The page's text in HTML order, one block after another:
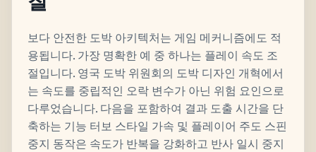
보다 안전한 도박 아키텍처는 게임 메커니즘에도 적
용됩니다. 가장 명확한 예 중 하나는 플레이 속도 조
절입니다. 영국 도박 위원회의 도박 디자인 개혁에서
는 속도를 중립적인 오락 변수가 아닌 위험 요인으로
다루었습니다. 다음을 포함하여 결과 도출 시간을 단
축하는 기능 터보 스타일 가속 및 플레이어 주도 스핀
중지 동작은 속도가 반복을 강화하고 반사 일시 중지